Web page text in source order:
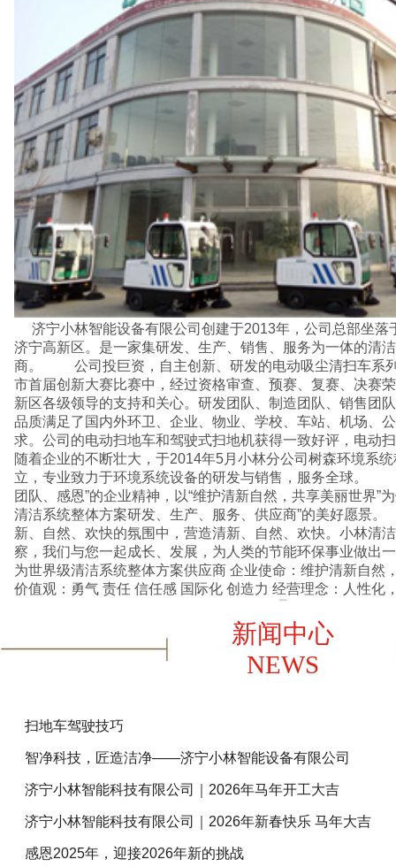
济宁高新区。是一家集研发、生产、销售、服务为一体的清
商。 公司投巨资，自主创新、研发的电动吸尘清扫车系
市首届创新大赛比赛中，经过资格审查、预赛、复赛、决赛
新区各级领导的支持和关心。研发团队、制造团队、销售团
品质满足了国内外环卫、企业、物业、学校、车站、机场、
求。公司的电动扫地车和驾驶式扫地机获得一致好评，电动
随着企业的不断壮大，于2014年5月小林分公司树森环境系
立，专业致力于环境系统设备的研发与销售，服务全球。
团队、感恩”的企业精神，以“维护清新自然，共享美丽世界”
清洁系统整体方案研发、生产、服务、供应商”的美好愿
新、自然、欢快的氛围中，营造清新、自然、欢快。小林清
察，我们与您一起成长、发展，为人类的节能环保事业做出一份贡献。
为世界级清洁系统整体方案供应商 企业使命：维护清新自然，共享美丽世界 企业核心
价值观：勇气 责任 信任感 国际化 创造
新闻中心
NEWS
扫地车驾驶技巧
智净科技，匠造洁净——济宁小林智能设备有限公司
济宁小林智能科技有限公司｜2026年马年开工大吉
济宁小林智能科技有限公司｜2026年新春快乐 马年大吉
感恩2025年，迎接2026年新的挑战